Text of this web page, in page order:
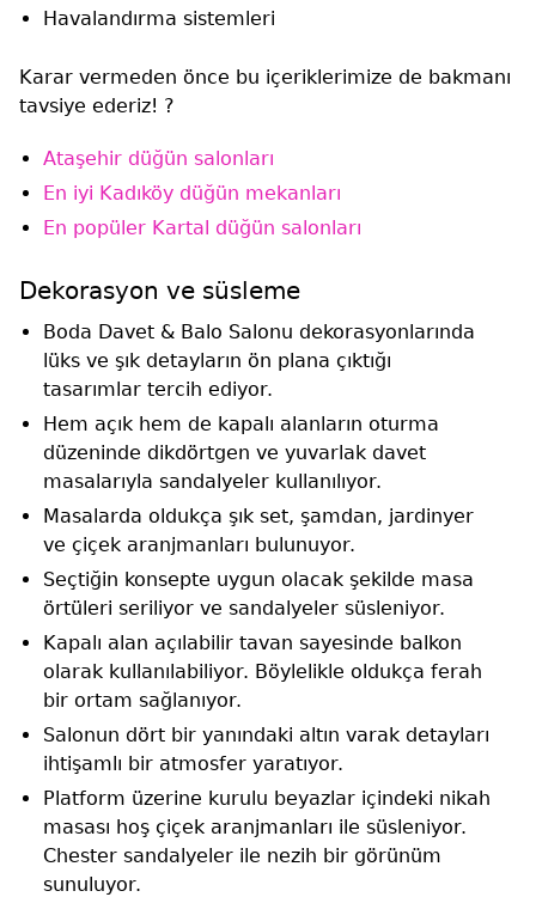
Havalandırma sistemleri
Karar vermeden önce bu içeriklerimize de bakmanı
tavsiye ederiz! ?
Ataşehir düğün salonları
En iyi Kadıköy düğün mekanları
En popüler Kartal düğün salonları
Dekorasyon ve süsleme
Boda Davet & Balo Salonu dekorasyonlarında
lüks ve şık detayların ön plana çıktığı
tasarımlar tercih ediyor.
Hem açık hem de kapalı alanların oturma
düzeninde dikdörtgen ve yuvarlak davet
masalarıyla sandalyeler kullanılıyor.
Masalarda oldukça şık set, şamdan, jardinyer
ve çiçek aranjmanları bulunuyor.
Seçtiğin konsepte uygun olacak şekilde masa
örtüleri seriliyor ve sandalyeler süsleniyor.
Kapalı alan açılabilir tavan sayesinde balkon
olarak kullanılabiliyor. Böylelikle oldukça ferah
bir ortam sağlanıyor.
Salonun dört bir yanındaki altın varak detayları
ihtişamlı bir atmosfer yaratıyor.
Platform üzerine kurulu beyazlar içindeki nikah
masası hoş çiçek aranjmanları ile süsleniyor.
Chester sandalyeler ile nezih bir görünüm
sunuluyor.